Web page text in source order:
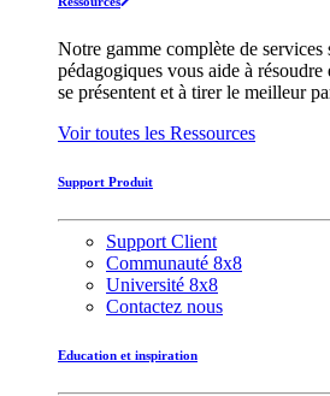
Notre gamme complète de services
pédagogiques vous aide à
se présentent et à tirer le meilleur
Voir toutes les Ressources
Support Produit
Support Client
Communauté 8x8
Université 8x8
Contactez nous
Education et inspiration